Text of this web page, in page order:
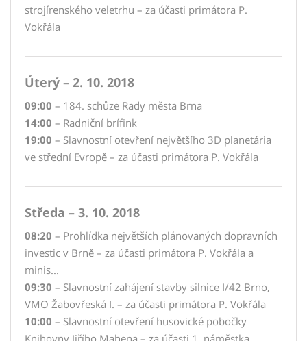
strojírenského veletrhu – za účasti primátora P.
Vokřála
Úterý – 2. 10. 2018
09:00 – 184. schůze Rady města Brna
14:00 – Radniční brífink
19:00 – Slavnostní otevření největšího 3D planetária
ve střední Evropě – za účasti primátora P. Vokřála
Středa – 3. 10. 2018
08:20 – Prohlídka největších plánovaných dopravních
investic v Brně – za účasti primátora P. Vokřála a
minis...
09:30 – Slavnostní zahájení stavby silnice I/42 Brno,
VMO Žabovřeská I. – za účasti primátora P. Vokřála
10:00 – Slavnostní otevření husovické pobočky
Knihovny Jiřího Mahena – za účasti 1. náměstka